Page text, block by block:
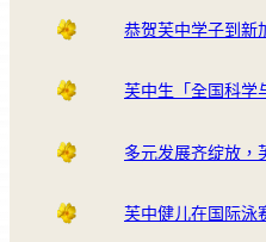
恭贺芙中学子到新
芙中生「全国科学
多元发展齐绽放，
芙中健儿在国际泳